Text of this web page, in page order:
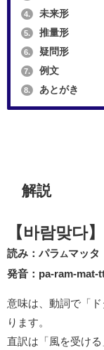
4. 未来形
5. 推量形
6. 疑問形
7. 例文
8. あとがき
解説
【바람맞다】
読み：パラ ムマッタ
発音：pa-ram-mat-
意味は、動詞で「
ります。
直訳は「風を受ける